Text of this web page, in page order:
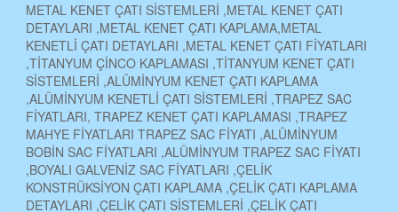
METAL KENET ÇATI SİSTEMLERİ ,METAL KENET ÇATI
DETAYLARI ,METAL KENET ÇATI KAPLAMA,METAL
KENETLİ ÇATI DETAYLARI ,METAL KENET ÇATI FİYATLARI
,TİTANYUM ÇİNCO KAPLAMASI ,TİTANYUM KENET ÇATI
SİSTEMLERİ ,ALÜMİNYUM KENET ÇATI KAPLAMA
,ALÜMİNYUM KENETLİ ÇATI SİSTEMLERİ ,TRAPEZ SAC
FİYATLARI, TRAPEZ KENET ÇATI KAPLAMASI ,TRAPEZ
MAHYE FİYATLARI TRAPEZ SAC FİYATI ,ALÜMİNYUM
BOBİN SAC FİYATLARI ,ALÜMİNYUM TRAPEZ SAC FİYATI
,BOYALI GALVENİZ SAC FİYATLARI ,ÇELİK
KONSTRÜKSİYON ÇATI KAPLAMA ,ÇELİK ÇATI KAPLAMA
DETAYLARI ,ÇELİK ÇATI SİSTEMLERİ ,ÇELİK ÇATI